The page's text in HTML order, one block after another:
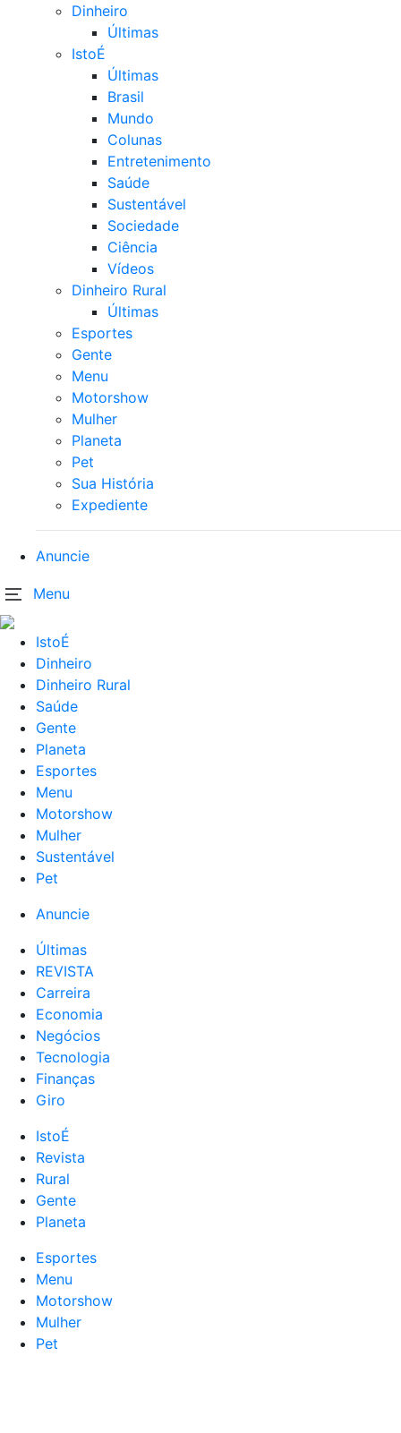
Dinheiro
Últimas
IstoÉ
Últimas
Brasil
Mundo
Colunas
Entretenimento
Saúde
Sustentável
Sociedade
Ciência
Vídeos
Dinheiro Rural
Últimas
Esportes
Gente
Menu
Motorshow
Mulher
Planeta
Pet
Sua História
Expediente
Anuncie
Menu
IstoÉ
Dinheiro
Dinheiro Rural
Saúde
Gente
Planeta
Esportes
Menu
Motorshow
Mulher
Sustentável
Pet
Anuncie
Últimas
REVISTA
Carreira
Economia
Negócios
Tecnologia
Finanças
Giro
IstoÉ
Revista
Rural
Gente
Planeta
Esportes
Menu
Motorshow
Mulher
Pet